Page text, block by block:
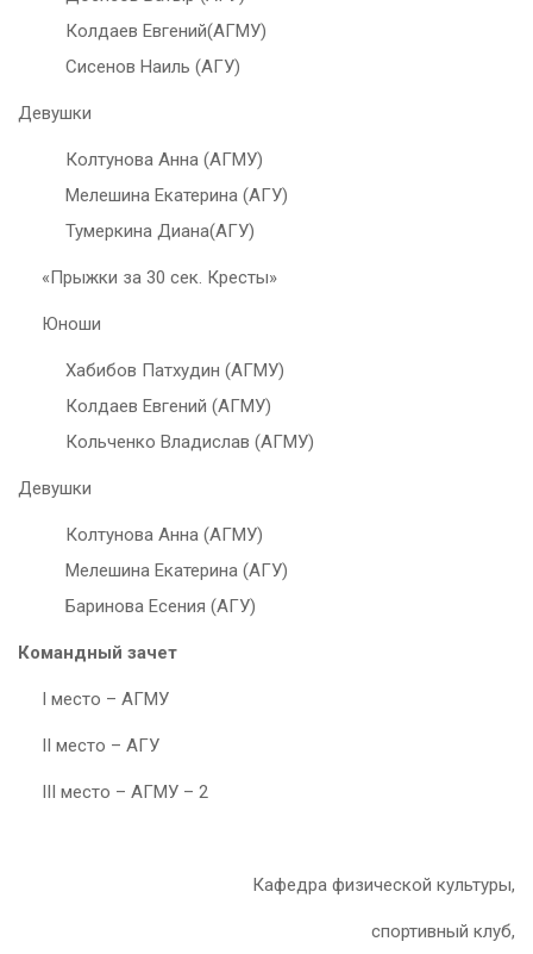
Колдаев Евгений(АГМУ)
Сисенов Наиль (АГУ)
Девушки
Колтунова Анна (АГМУ)
Мелешина Екатерина (АГУ)
Тумеркина Диана(АГУ)
«Прыжки за 30 сек. Кресты»
Юноши
Хабибов Патхудин (АГМУ)
Колдаев Евгений (АГМУ)
Кольченко Владислав (АГМУ)
Девушки
Колтунова Анна (АГМУ)
Мелешина Екатерина (АГУ)
Баринова Есения (АГУ)
Командный зачет
I место – АГМУ
II место – АГУ
III место – АГМУ – 2
Кафедра физической культуры,
спортивный клуб,